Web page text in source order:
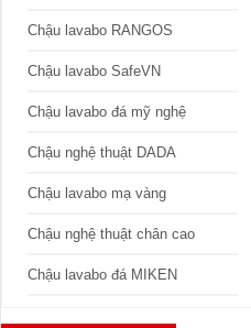
Chậu lavabo RANGOS
Chậu lavabo SafeVN
Chậu lavabo đá mỹ nghệ
Chậu nghệ thuật DADA
Chậu lavabo mạ vàng
Chậu nghệ thuật chân cao
Chậu lavabo đá MIKEN